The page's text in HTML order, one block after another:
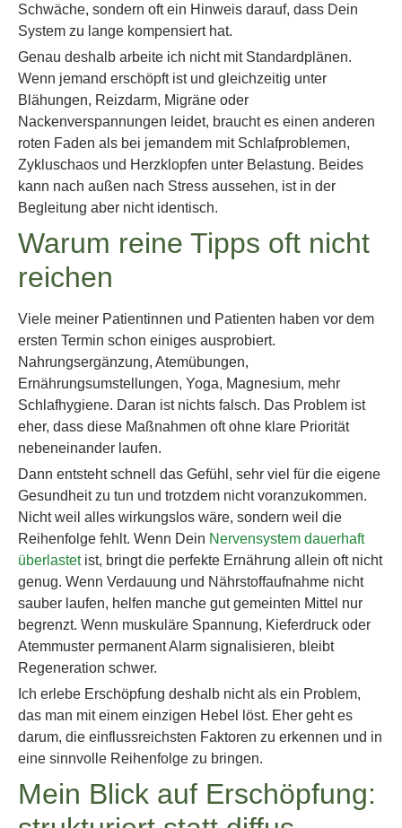
Schwäche, sondern oft ein Hinweis darauf, dass Dein
System zu lange kompensiert hat.
Genau deshalb arbeite ich nicht mit Standardplänen.
Wenn jemand erschöpft ist und gleichzeitig unter
Blähungen, Reizdarm, Migräne oder
Nackenverspannungen leidet, braucht es einen anderen
roten Faden als bei jemandem mit Schlafproblemen,
Zykluschaos und Herzklopfen unter Belastung. Beides
kann nach außen nach Stress aussehen, ist in der
Begleitung aber nicht identisch.
Warum reine Tipps oft nicht
reichen
Viele meiner Patientinnen und Patienten haben vor dem
ersten Termin schon einiges ausprobiert.
Nahrungsergänzung, Atemübungen,
Ernährungsumstellungen, Yoga, Magnesium, mehr
Schlafhygiene. Daran ist nichts falsch. Das Problem ist
eher, dass diese Maßnahmen oft ohne klare Priorität
nebeneinander laufen.
Dann entsteht schnell das Gefühl, sehr viel für die eigene
Gesundheit zu tun und trotzdem nicht voranzukommen.
Nicht weil alles wirkungslos wäre, sondern weil die
Reihenfolge fehlt. Wenn Dein Nervensystem dauerhaft
überlastetist, bringt die perfekte Ernährung allein oft nicht
genug. Wenn Verdauung und Nährstoffaufnahme nicht
sauber laufen, helfen manche gut gemeinten Mittel nur
begrenzt. Wenn muskuläre Spannung, Kieferdruck oder
Atemmuster permanent Alarm signalisieren, bleibt
Regeneration schwer.
Ich erlebe Erschöpfung deshalb nicht als ein Problem,
das man mit einem einzigen Hebel löst. Eher geht es
darum, die einflussreichsten Faktoren zu erkennen und in
eine sinnvolle Reihenfolge zu bringen.
Mein Blick auf Erschöpfung: